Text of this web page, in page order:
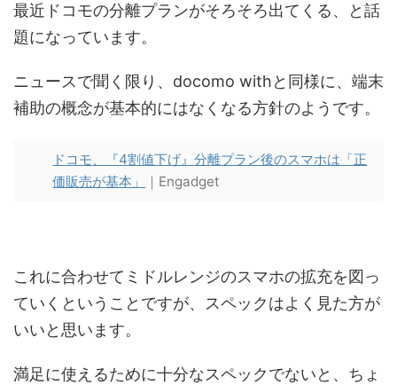
最近ドコモの分離プランがそろそろ出てくる、と話
題になっています。
ニュースで聞く限り、docomo withと同様に、端末
補助の概念が基本的にはなくなる方針のようです。
ドコモ、『4割値下げ』分離プラン後のスマホは「正
価販売が基本」
｜Engadget
これに合わせてミドルレンジのスマホの拡充を図っ
ていくということですが、スペックはよく見た方が
いいと思います。
満足に使えるために十分なスペックでないと、ちょ